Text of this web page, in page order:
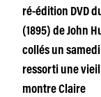
ré-édition DVD
(1895) de John
collés un
ressorti une
montre Claire